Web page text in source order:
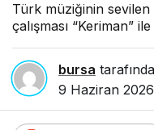
Türk müziğinin
çalışması “Keriman”
bursa
9 Haziran